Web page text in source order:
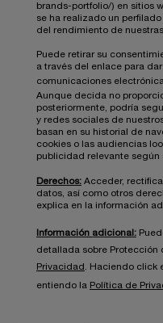
brands-portfolio/) en sitios
se ha realizado un
del rendimiento de
Puede retirar su
a través del enlace para
comunicaciones
Aunque decida no
posteriormente, podría
y redes sociales de
basan en su historial de
cookies o las audiencias
publicidad relevante según
Derechos: Acceder,
datos, así como otros
explica en la información
Información adicional:
detallada sobre Protección
Privacidad . Haciendo click
entiendo la Política de